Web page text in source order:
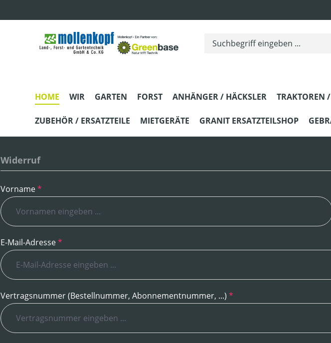
HOME WIR GARTEN FORST ANHÄNGER / HÄCKSLER TRAKTOREN
ZUBEHÖR / ERSATZTEILE MIETGERÄTE GRANIT ERSATZTEILSHOP
Widerruf
Vorname*
E-Mail-Adresse*
Vertragsnummer (Bestellnummer, Abonnementnummer, ...) *